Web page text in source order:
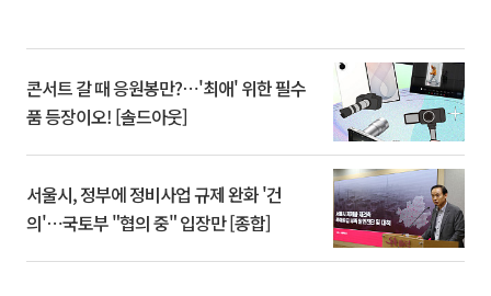
콘서트 갈 때 응원봉만?⋯'최애' 위한 필수
품 등장이오! [솔드아웃]
서울시, 정부에 정비사업 규제 완화 '건
의'⋯국토부 "협의 중" 입장만 [종합]